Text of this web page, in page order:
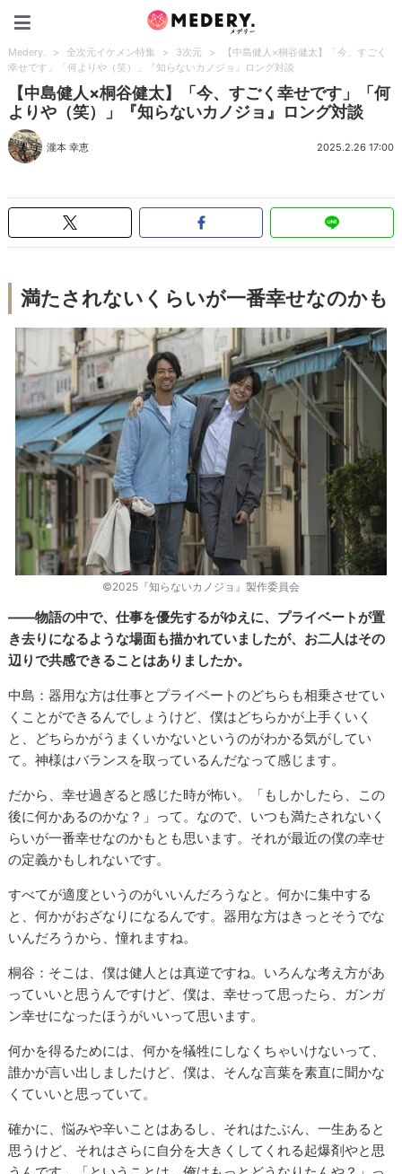
Medery. > 全次元イケメン特集 > 3次元 >
【中島健人×桐谷健太】「今、すごく
幸せです」「何よりや（笑）」『知らないカノジョ』ロング対談
【中島健人×桐谷健太】「今、すごく幸せです」「何
よりや（笑）」『知らないカノジョ』ロング対談
瀧本 幸恵 2025.2.26 17:00
満たされないくらいが一番幸せなのかも
©2025『知らないカノジョ』製作委員会
――物語の中で、仕事を優先するがゆえに、プライベートが置
き去りになるような場面も描かれていましたが、お二人はその
辺りで共感できることはありましたか。
中島：器用な方は仕事とプライベートのどちらも相乗させてい
くことができるんでしょうけど、僕はどちらかが上手くいく
と、どちらかがうまくいかないというのがわかる気がしてい
て。神様はバランスを取っているんだなって感じます。
だから、幸せ過ぎると感じた時が怖い。「もしかしたら、この
後に何かあるのかな？」って。なので、いつも満たされないく
らいが一番幸せなのかもとも思います。それが最近の僕の幸せ
の定義かもしれないです。
すべてが適度というのがいいんだろうなと。何かに集中する
と、何かがおざなりになるんです。器用な方はきっとそうでな
いんだろうから、憧れますね。
桐谷：そこは、僕は健人とは真逆ですね。いろんな考え方があ
っていいと思うんですけど、僕は、幸せって思ったら、ガンガ
ン幸せになったほうがいいって思います。
何かを得るためには、何かを犠牲にしなくちゃいけないって、
誰かが言い出しましたけど、僕は、そんな言葉を素直に聞かな
くていいと思っていて。
確かに、悩みや辛いことはあるし、それはたぶん、一生あると
思うけど、それはさらに自分を大きくしてくれる起爆剤やと思